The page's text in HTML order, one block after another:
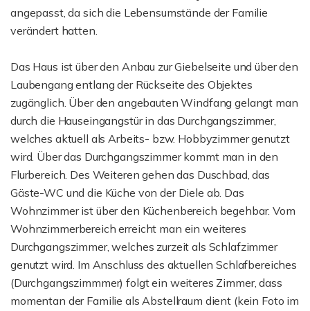
angepasst, da sich die Lebensumstände der Familie
verändert hatten.
Das Haus ist über den Anbau zur Giebelseite und über den
Laubengang entlang der Rückseite des Objektes
zugänglich. Über den angebauten Windfang gelangt man
durch die Hauseingangstür in das Durchgangszimmer,
welches aktuell als Arbeits- bzw. Hobbyzimmer genutzt
wird. Über das Durchgangszimmer kommt man in den
Flurbereich. Des Weiteren gehen das Duschbad, das
Gäste-WC und die Küche von der Diele ab. Das
Wohnzimmer ist über den Küchenbereich begehbar. Vom
Wohnzimmerbereich erreicht man ein weiteres
Durchgangszimmer, welches zurzeit als Schlafzimmer
genutzt wird. Im Anschluss des aktuellen Schlafbereiches
(Durchgangszimmmer) folgt ein weiteres Zimmer, dass
momentan der Familie als Abstellraum dient (kein Foto im